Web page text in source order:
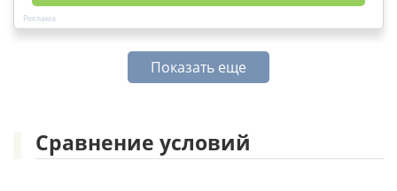
Показать еще
Сравнение условий